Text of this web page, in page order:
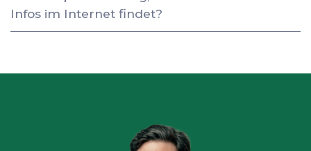
Infos im Internet findet?